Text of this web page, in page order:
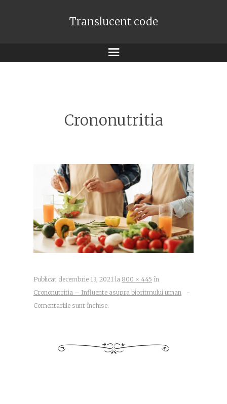
Translucent code
Meniu
Crononutritia
Publicat decembrie 13, 2021 la 800 × 445 în
Crononutritia – Influente asupra bioritmului uman
~
Comentariile sunt închise.